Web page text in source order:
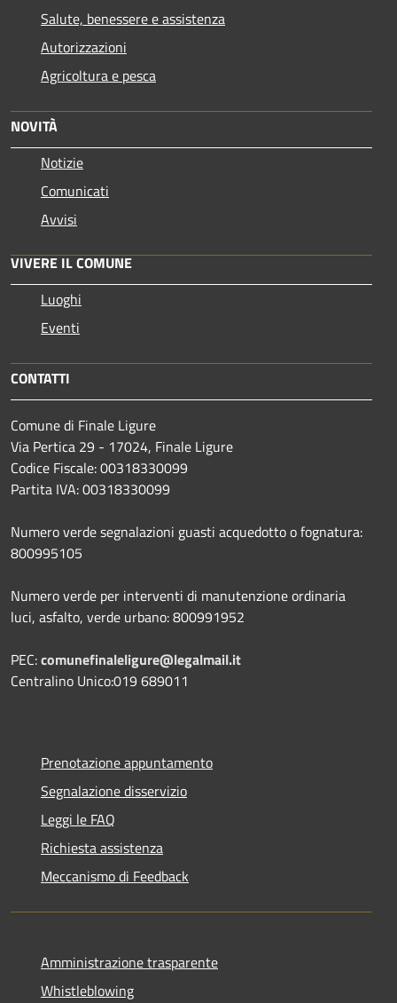
Salute, benessere e assistenza
Autorizzazioni
Agricoltura e pesca
NOVITÀ
Notizie
Comunicati
Avvisi
VIVERE IL COMUNE
Luoghi
Eventi
CONTATTI
Comune di Finale Ligure
Via Pertica 29 - 17024, Finale Ligure
Codice Fiscale: 00318330099
Partita IVA: 00318330099
Numero verde segnalazioni guasti acquedotto o fognatura:
800995105
Numero verde per interventi di manutenzione ordinaria
luci, asfalto, verde urbano: 800991952
PEC:comunefinaleligure@legalmail.it
Centralino Unico:019 689011
Prenotazione appuntamento
Segnalazione disservizio
Leggi le FAQ
Richiesta assistenza
Meccanismo di Feedback
Amministrazione trasparente
Whistleblowing